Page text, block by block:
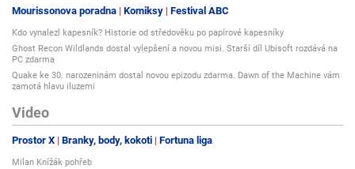
Mourissonova poradna Komiksy Festival ABC
Kdo vynalezl kapesník? Historie od středověku po papírové kapesníky
Ghost Recon Wildlands dostal vylepšení a novou misi. Starší díl Ubisoft rozdává na
PC zdarma
Quake ke 30. narozeninám dostal novou epizodu zdarma. Dawn of the Machine vám
zamotá hlavu iluzemi
Video
Prostor X Branky, body, kokoti Fortuna liga
Milan Knížák pohřeb